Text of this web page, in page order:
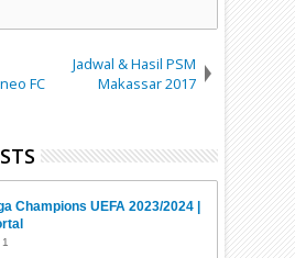
FC
Jadwal & Hasil PSM
Makassar 2017
Champions UEFA 2023/2024 |
1